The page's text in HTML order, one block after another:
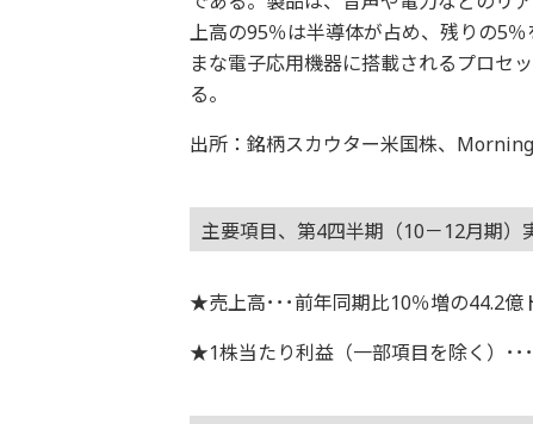
上高の95％は半導体が占め、残りの5
まな電子応用機器に搭載されるプロセ
る。
出所：銘柄スカウター米国株、
主要項目、第4四半期（10－12月期）
★売上高･･･前年同期比10％増の44.2億
★1株当たり利益（一部項目を除く）･･